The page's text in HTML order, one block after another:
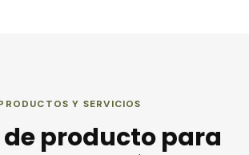
Y SERVICIOS
de producto para